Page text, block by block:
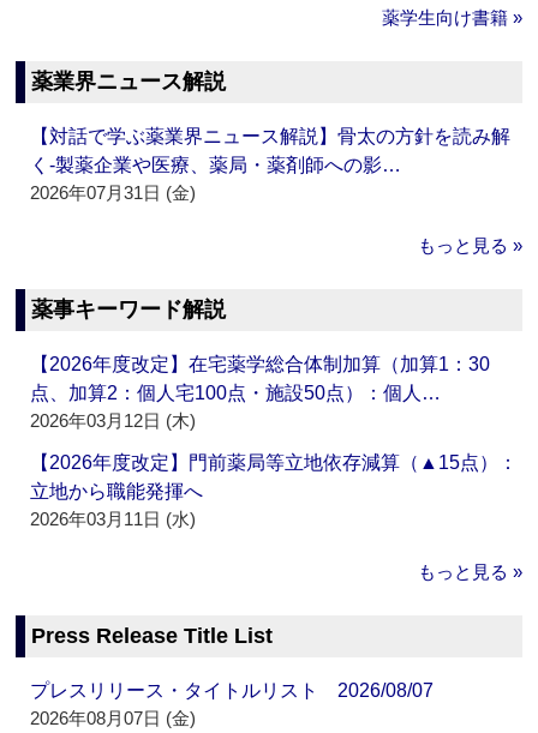
薬学生向け書籍 »
薬業界ニュース解説
【対話で学ぶ薬業界ニュース解説】骨太の方針を読み解
く‐製薬企業や医療、薬局・薬剤師への影…
2026年07月31日 (金)
もっと見る »
薬事キーワード解説
【2026年度改定】在宅薬学総合体制加算（加算1：30
点、加算2：個人宅100点・施設50点）：個人…
2026年03月12日 (木)
【2026年度改定】門前薬局等立地依存減算（▲15点）：
立地から職能発揮へ
2026年03月11日 (水)
もっと見る »
Press Release Title List
プレスリリース・タイトルリスト 2026/08/07
2026年08月07日 (金)